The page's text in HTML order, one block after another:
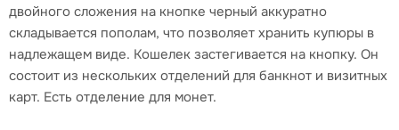
двойного сложения на кнопке черный аккуратно
складывается пополам, что позволяет хранить купюры в
надлежащем виде. Кошелек застегивается на кнопку. Он
состоит из нескольких отделений для банкнот и визитных
карт. Есть отделение для монет.